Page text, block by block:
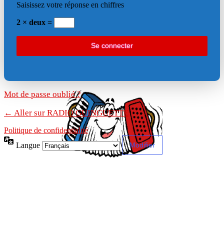
Saisissez votre réponse en chiffres
2 × deux =
Mot de passe oublié ?
← Aller sur RADIO GUINGUETTE
Politique de confidentialité
Langue